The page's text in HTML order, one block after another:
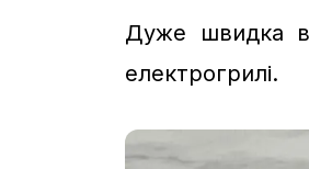
Дуже швидка в
електрогрилі.